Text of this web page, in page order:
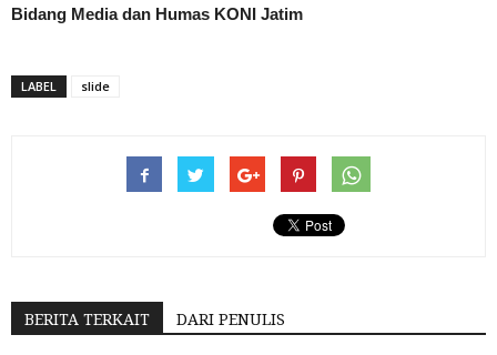
Bidang Media dan Humas KONI Jatim
LABEL slide
BERITA TERKAIT DARI PENULIS